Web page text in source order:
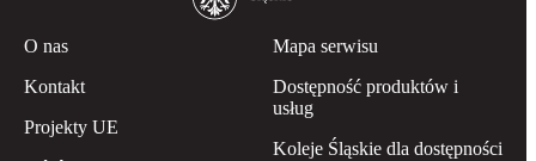
O nas
Kontakt
Projekty UE
Mapa serwisu
Dostępność produktów i
usług
Koleje Śląskie dla dostępności